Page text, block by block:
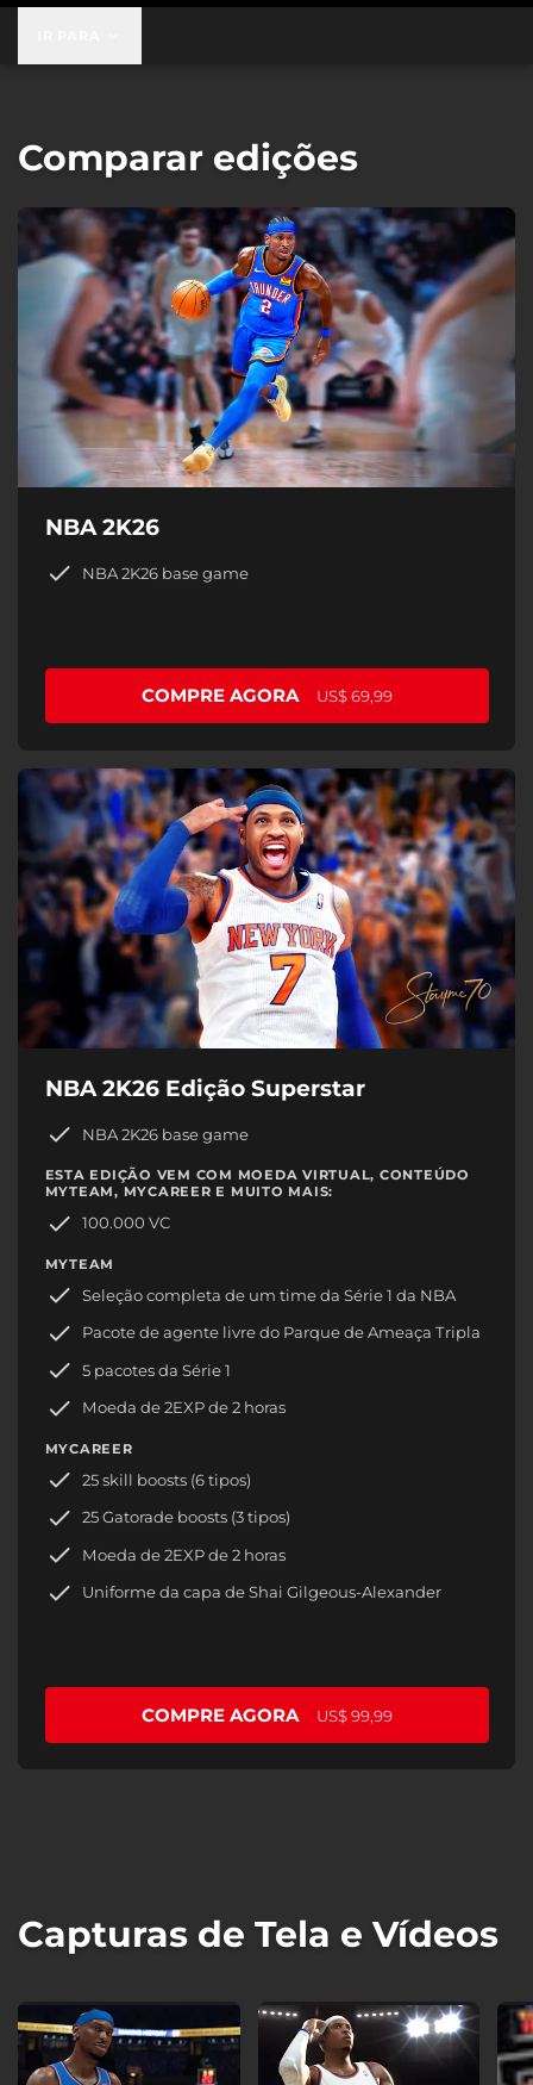
Comparar edições
NBA 2K26
NBA 2K26 base game
COMPRE AGORA US$ 69,99
NBA 2K26 Edição Superstar
NBA 2K26 base game
ESTA EDIÇÃO VEM COM MOEDA VIRTUAL, CONTEÚDO
MYTEAM, MYCAREER E MUITO MAIS:
100.000 VC
MYTEAM
Seleção completa de um time da Série 1 da NBA
Pacote de agente livre do Parque de Ameaça Tripla
5 pacotes da Série 1
Moeda de 2EXP de 2 horas
MYCAREER
25 skill boosts (6 tipos)
25 Gatorade boosts (3 tipos)
Moeda de 2EXP de 2 horas
Uniforme da capa de Shai Gilgeous-Alexander
COMPRE AGORA US$ 99,99
Capturas de Tela e Vídeos